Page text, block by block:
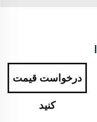
درخواست قیمت
کنید